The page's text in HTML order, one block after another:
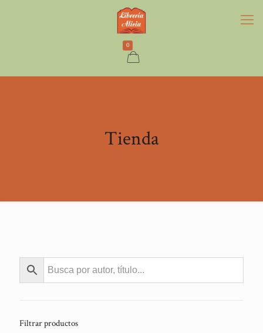
0
Tienda
Filtrar productos